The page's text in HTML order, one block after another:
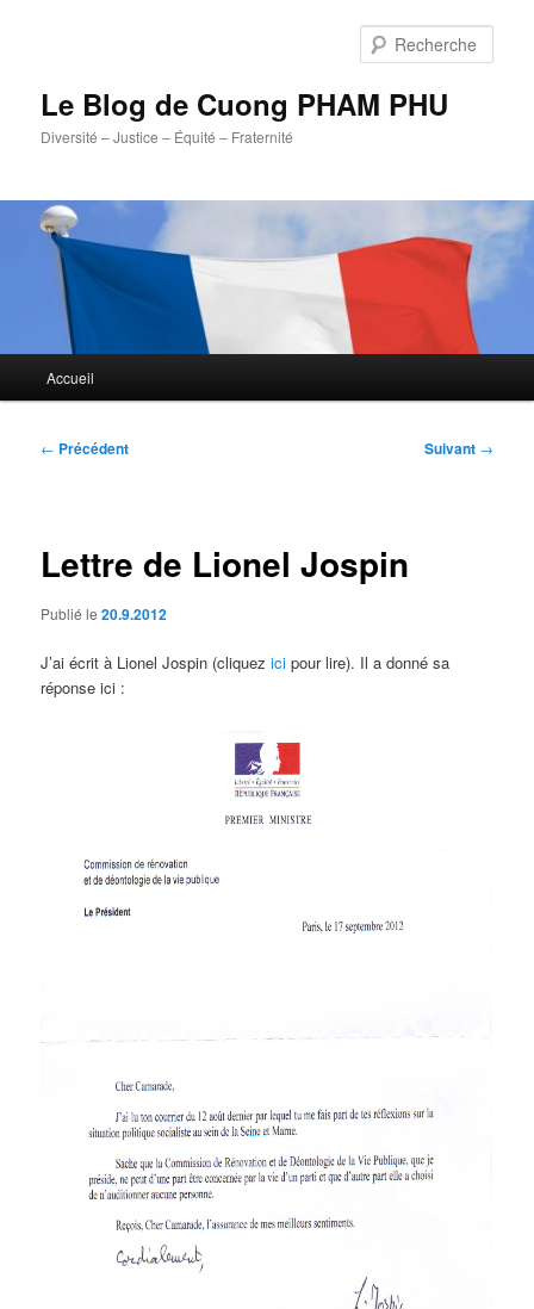
Le Blog de Cuong PHAM PHU
Diversité – Justice – Équité – Fraternité
principal
Accueil
Navigation
← Précédent Suivant →
Lettre de Lionel Jospin
Publié le20.9.2012
J’ai écrit à Lionel Jospin (cliquezicipour lire). Il a donné sa
réponse ici :